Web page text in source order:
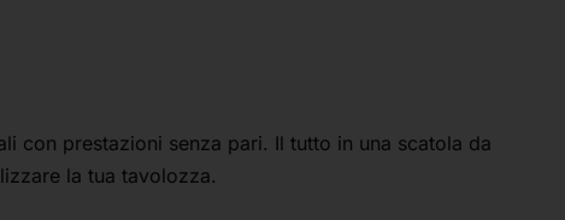
con prestazioni senza pari. Il tutto in una scatola da
la tua tavolozza.